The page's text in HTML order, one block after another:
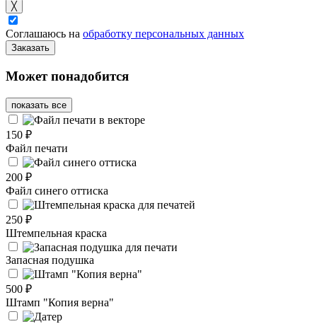
╳
Соглашаюсь на обработку персональных данных
Заказать
Может понадобится
показать все
150 ₽
Файл печати
200 ₽
Файл синего оттиска
250 ₽
Штемпельная краска
Запасная подушка
500 ₽
Штамп "Копия верна"